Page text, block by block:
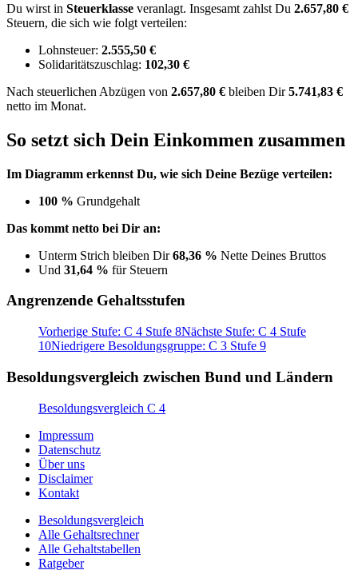
Du wirst in Steuerklasse veranlagt. Insgesamt zahlst Du 2.657,80 €
Steuern, die sich wie folgt verteilen:
Lohnsteuer: 2.555,50 €
Solidaritätszuschlag: 102,30 €
Nach steuerlichen Abzügen von 2.657,80 € bleiben Dir5.741,83 €
netto im Monat.
So setzt sich Dein Einkommen zusammen
Im Diagramm erkennst Du, wie sich Deine Bezüge verteilen:
100 % Grundgehalt
Das kommt netto bei Dir an:
Unterm Strich bleiben Dir68,36 % Nette Deines Bruttos
Und 31,64 % für Steuern
Angrenzende Gehaltsstufen
Vorherige Stufe: C 4 Stufe 8Nächste Stufe: C 4 Stufe
10Niedrigere Besoldungsgruppe: C 3 Stufe 9
Besoldungsvergleich zwischen Bund und Ländern
Besoldungsvergleich C 4
Impressum
Datenschutz
Über uns
Disclaimer
Kontakt
Besoldungsvergleich
Alle Gehaltsrechner
Alle Gehaltstabellen
Ratgeber